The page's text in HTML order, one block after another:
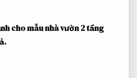
cho mẫu nhà vườn 2 tầng